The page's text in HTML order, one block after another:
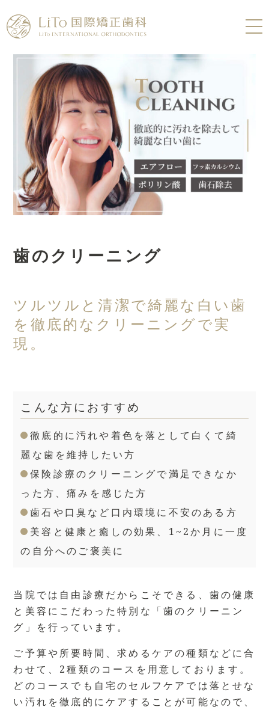
歯のクリーニング
ツルツルと清潔で綺麗な白い歯
を徹底的なクリーニングで実
現。
こんな方におすすめ
徹底的に汚れや着色を落として白くて綺
麗な歯を維持したい方
保険診療のクリーニングで満足できなか
った方、痛みを感じた方
歯石や口臭など口内環境に不安のある方
美容と健康と癒しの効果、1~2か月に一度
の自分へのご褒美に
当院では自由診療だからこそできる、歯の健康
と美容にこだわった特別な「歯のクリーニン
グ」を行っています。
ご予算や所要時間、求めるケアの種類などに合
わせて、2種類のコースを用意しております。
どのコースでも自宅のセルフケアでは落とせな
い汚れを徹底的にケアすることが可能なので、